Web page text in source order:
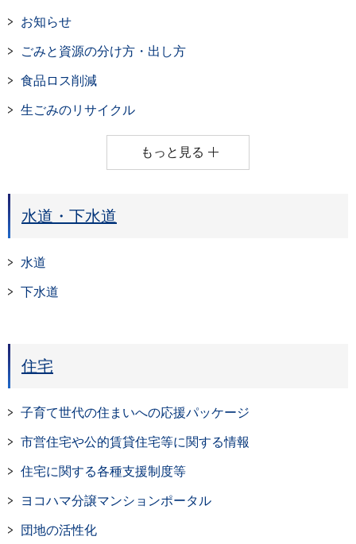
お知らせ
ごみと資源の分け方・出し方
食品ロス削減
生ごみのリサイクル
もっと見る
水道・下水道
水道
下水道
住宅
子育て世代の住まいへの応援パッケージ
市営住宅や公的賃貸住宅等に関する情報
住宅に関する各種支援制度等
ヨコハマ分譲マンションポータル
団地の活性化